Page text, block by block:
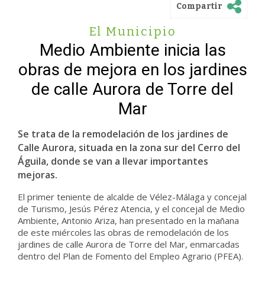
Compartir
El Municipio
Medio Ambiente inicia las
obras de mejora en los jardines
de calle Aurora de Torre del
Mar
Se trata de la remodelación de los jardines de
Calle Aurora, situada en la zona sur del Cerro del
Águila, donde se van a llevar importantes
mejoras.
El primer teniente de alcalde de Vélez-Málaga y concejal
de Turismo, Jesús Pérez Atencia, y el concejal de Medio
Ambiente, Antonio Ariza, han presentado en la mañana
de este miércoles las obras de remodelación de los
jardines de calle Aurora de Torre del Mar, enmarcadas
dentro del Plan de Fomento del Empleo Agrario (PFEA).